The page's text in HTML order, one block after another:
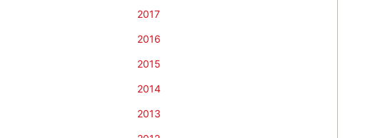
2017
2016
2015
2014
2013